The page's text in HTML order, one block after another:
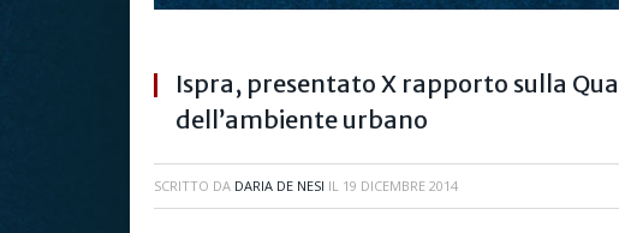
Ispra, presentato X rapporto sulla
dell’ambiente urbano
SCRITTO DA DARIA DE NESI IL 19 DICEMBRE 2014